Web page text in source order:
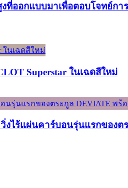
งที่ออกแบบมาเพื่อตอบโจทย์
Superstar ในเฉดสีใหม่
งไร้แผ่นคาร์บอนรุ่นแรกของ